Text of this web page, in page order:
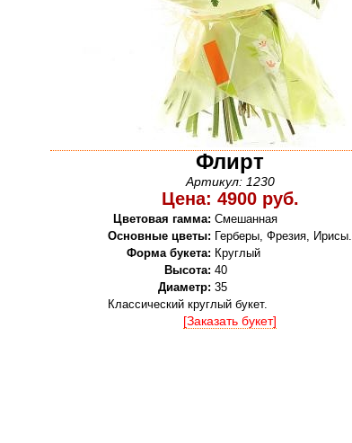
Флирт
Артикул: 1230
Цена: 4900 руб.
Цветовая гамма: Смешанная
Основные цветы: Герберы, Фрезия, Ирисы.
Форма букета: Круглый
Высота: 40
Диаметр: 35
Классический круглый букет.
[Заказать букет]